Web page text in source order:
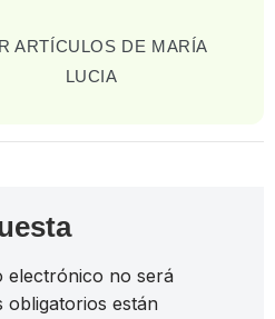
ARTÍCULOS DE MARÍA
LUCIA
electrónico no será
obligatorios están